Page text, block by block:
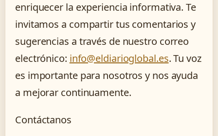
enriquecer la experiencia informativa. Te
invitamos a compartir tus comentarios y
sugerencias a través de nuestro correo
electrónico: info@eldiarioglobal.es. Tu voz
es importante para nosotros y nos ayuda
a mejorar continuamente.
Contáctanos